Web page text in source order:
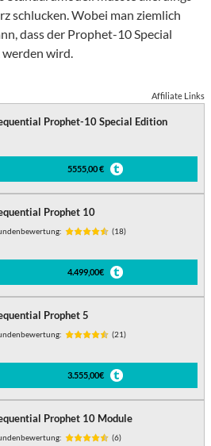
schlucken. Wobei man ziemlich
dass der Prophet-10 Special
wird.
Affiliate Links
Prophet-10 Special Edition
5555,00 €
Prophet 10
(18)
4.499,00€
Prophet 5
(21)
3.555,00€
Prophet 10 Module
(6)